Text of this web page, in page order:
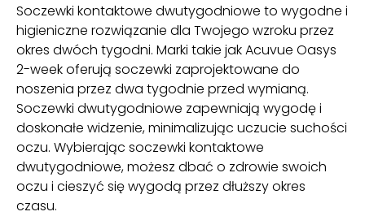
Soczewki kontaktowe dwutygodniowe to wygodne i
higieniczne rozwiązanie dla Twojego wzroku przez
okres dwóch tygodni. Marki takie jak Acuvue Oasys
2-week oferują soczewki zaprojektowane do
noszenia przez dwa tygodnie przed wymianą.
Soczewki dwutygodniowe zapewniają wygodę i
doskonałe widzenie, minimalizując uczucie suchości
oczu. Wybierając soczewki kontaktowe
dwutygodniowe, możesz dbać o zdrowie swoich
oczu i cieszyć się wygodą przez dłuższy okres
czasu.